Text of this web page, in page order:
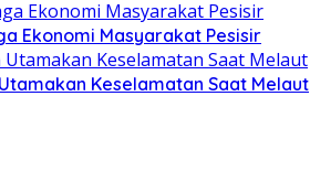
Ekonomi Masyarakat Pesisir
Keselamatan Saat Melaut